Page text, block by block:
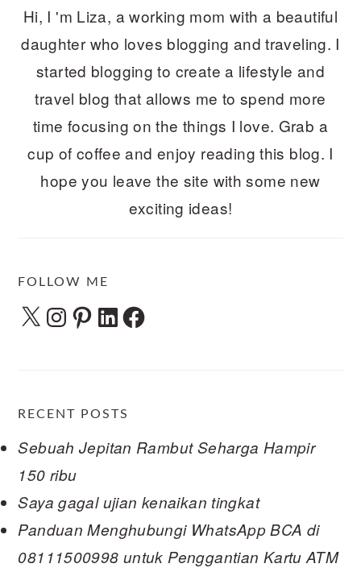
Hi, I 'm Liza, a working mom with a beautiful
daughter who loves blogging and traveling. I
started blogging to create a lifestyle and
travel blog that allows me to spend more
time focusing on the things I love. Grab a
cup of coffee and enjoy reading this blog. I
hope you leave the site with some new
exciting ideas!
FOLLOW ME
X Instagram
Pinterest
LinkedInFacebook
RECENT POSTS
Sebuah Jepitan Rambut Seharga Hampir
150 ribu
Saya gagal ujian kenaikan tingkat
Panduan Menghubungi WhatsApp BCA di
08111500998 untuk Penggantian Kartu ATM